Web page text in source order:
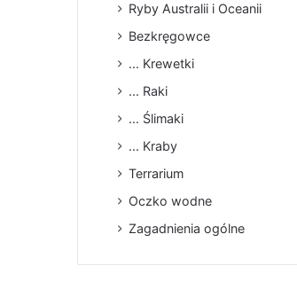
Ryby Australii i Oceanii
Bezkręgowce
... Krewetki
... Raki
... Ślimaki
... Kraby
Terrarium
Oczko wodne
Zagadnienia ogólne